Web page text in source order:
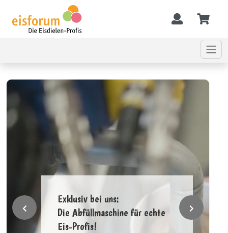
Exklusiv bei uns:
Die Abfüllmaschine für echte
Eis-Profis!